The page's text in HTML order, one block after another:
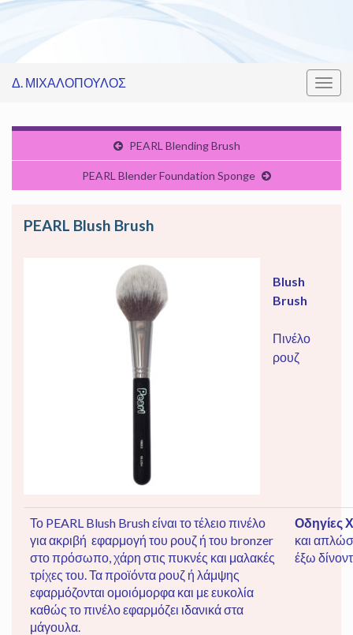
Δ. ΜΙΧΑΛΟΠΟΥΛΟΣ
PEARL Blending Brush
PEARL Blender Foundation Sponge
PEARL Blush Brush
Blush
Brush
Πινέλο
ρουζ
Το PEARL Blush Brush είναι το τέλειο πινέλο
για ακριβή εφαρμογή του ρουζ ή του bronzer
στο πρόσωπο, χάρη στις πυκνές και μαλακές
τρίχες του. Τα προϊόντα ρουζ ή λάμψης
εφαρμόζονται ομοιόμορφα και με ευκολία
καθώς το πινέλο εφαρμόζει ιδανικά στα
μάγουλα.
Οδηγίες
και
έξω